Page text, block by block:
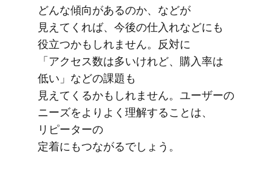
どんな​傾向が​あるのか、​などが​
見えてくれば、​今後の​仕入れなどにも​
役立つかもしれません。​反対に​
「アクセス数は​多いけれど、​購入率は​
低い」などの​課題も​
見えてくるかもしれません。​ユーザーの​
ニーズを​より​よく​理解する​ことは、​
リピーターの​
定着にもつながるでしょう。